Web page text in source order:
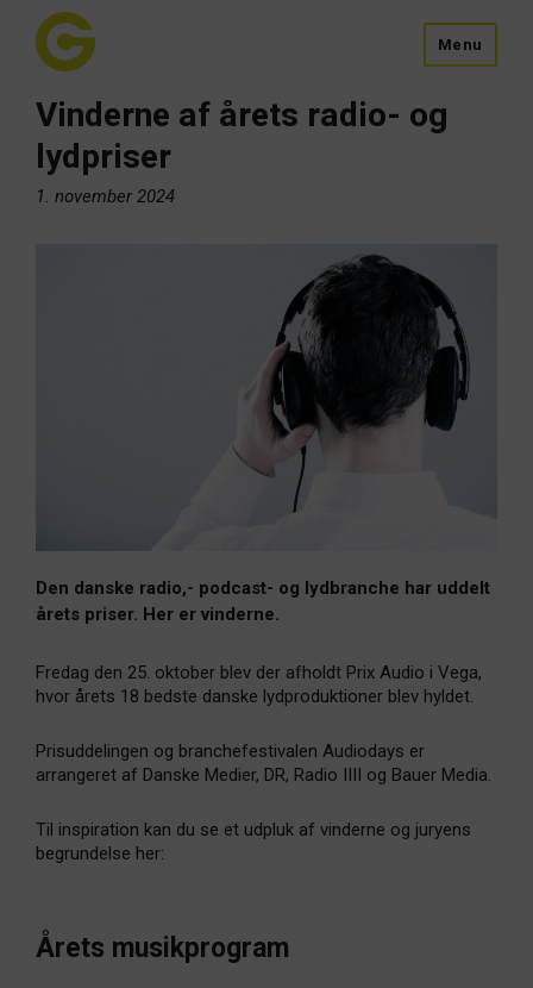
Menu
Vinderne af årets radio- og
lydpriser
1. november 2024
Den danske radio,- podcast- og lydbranche har uddelt
årets priser. Her er vinderne.
Fredag den 25. oktober blev der afholdt Prix Audio i Vega,
hvor årets 18 bedste danske lydproduktioner blev hyldet.
Prisuddelingen og branchefestivalen Audiodays er
arrangeret af Danske Medier, DR, Radio IIII og Bauer Media.
Til inspiration kan du se et udpluk af vinderne og juryens
begrundelse her:
Årets musikprogram